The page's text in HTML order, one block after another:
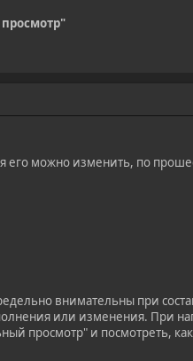
его можно изменить, по
внимательны при
или изменения. При
просмотр" и посмотреть,